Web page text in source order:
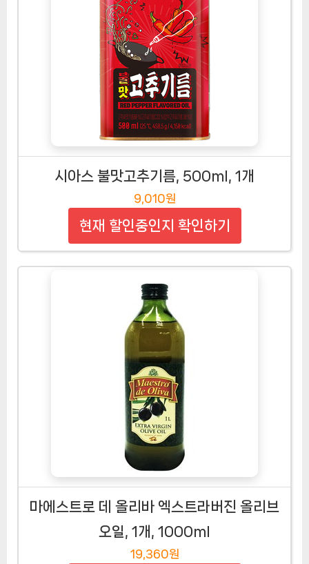
시아스 불맛고추기름, 500ml, 1개
9,010원
현재 할인중인지 확인하기
마에스트로 데 올리바 엑스트라버진 올리브
오일, 1개, 1000ml
19,360원